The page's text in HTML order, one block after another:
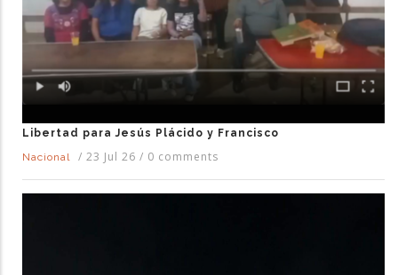
Libertad para Jesús Plácido y Francisco
Nacional
/ 23 Jul 26 / 0 comments